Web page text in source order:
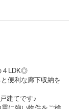
４LDK◎
便利な廊下収納を
建てです♪